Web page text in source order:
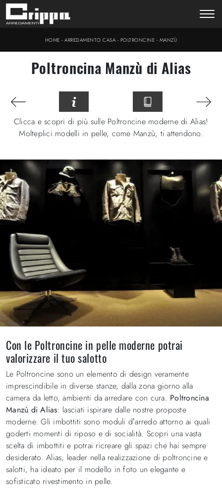
HOME -ARREDAMENTO CASA - POLTRONCINE - MANZÙ
Poltroncina Manzù di Alias
Clicca e scopri di più sulle Poltroncine moderne di Alias!
Molteplici modelli in pelle, come Manzù, ti attendono.
Con le Poltroncine in pelle moderne potrai
valorizzare il tuo salotto
Le Poltroncine sono un elemento di design veramente
imprescindibile in diverse stanze, dalla zona giorno alla
camera da letto, ambienti da arredare con cura. Poltroncina
Manzù di Alias: lasciati ispirare dalle nostre proposte
moderne. Gli imbottiti sono moduli d’arredo attorno ai quali
goderti momenti di riposo e di socialità. Scopri una vasta
scelta di imbottiti e potrai ricreare gli spazi che hai sempre
desiderato. Alias, leader nella realizzazione di poltroncine e
salotti, ha ideato per il modello in foto un elegante e
sofisticato rivestimento in pelle.